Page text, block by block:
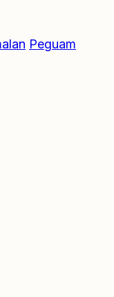
Peguam